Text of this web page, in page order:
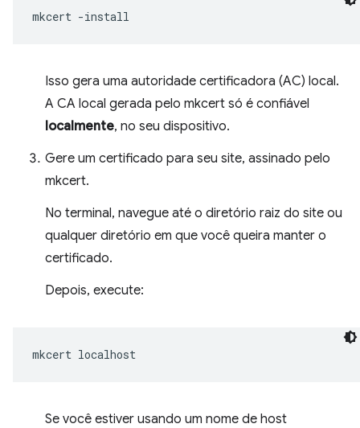
mkcert
Isso gera uma autoridade certificadora (AC) local.
A CA local gerada pelo mkcert só é confiável
localmente, no seu dispositivo.
Gere um certificado para seu site, assinado pelo
mkcert.
No terminal, navegue até o diretório raiz do site ou
qualquer diretório em que você queira manter o
certificado.
Depois, execute:
mkcert
Se você estiver usando um nome de host